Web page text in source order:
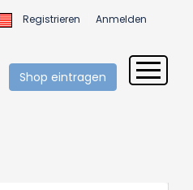
Registrieren Anmelden
Shop eintragen